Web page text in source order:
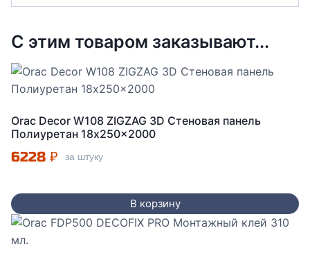
С этим товаром заказывают...
Orac Decor W108 ZIGZAG 3D Стеновая панель
Полиуретан 18x250x2000
6228 ₽ за штуку
В корзину